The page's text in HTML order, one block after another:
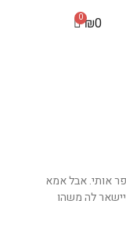
₪0
אותי. אבל אמא
לה משהו